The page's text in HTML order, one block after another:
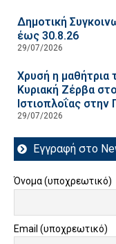
Δημοτική
έως 30.8.26
29/07/2026
Χρυσή η μαθήτρια
Κυριακή Ζέρβα
Ιστιοπλοΐας
29/07/2026
Εγγραφή στο
Όνομα (υποχρεωτικό)
Email (υποχρεωτικό)